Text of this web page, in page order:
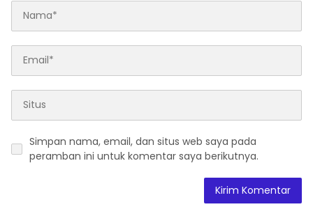
Simpan nama, email, dan situs web saya pada
peramban ini untuk komentar saya berikutnya.